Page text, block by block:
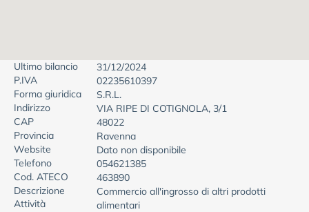
Ultimo bilancio
31/12/2024
P.IVA
02235610397
Forma giuridica
S.R.L.
Indirizzo
VIA RIPE DI COTIGNOLA, 3/1
CAP
48022
Provincia
Ravenna
Website
Dato non disponibile
Telefono
054621385
Cod. ATECO
463890
Descrizione
Attività
Commercio all'ingrosso di altri prodotti
alimentari